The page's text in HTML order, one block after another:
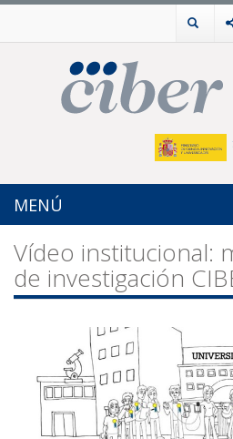
MENÚ
Vídeo institucional:
de investigación